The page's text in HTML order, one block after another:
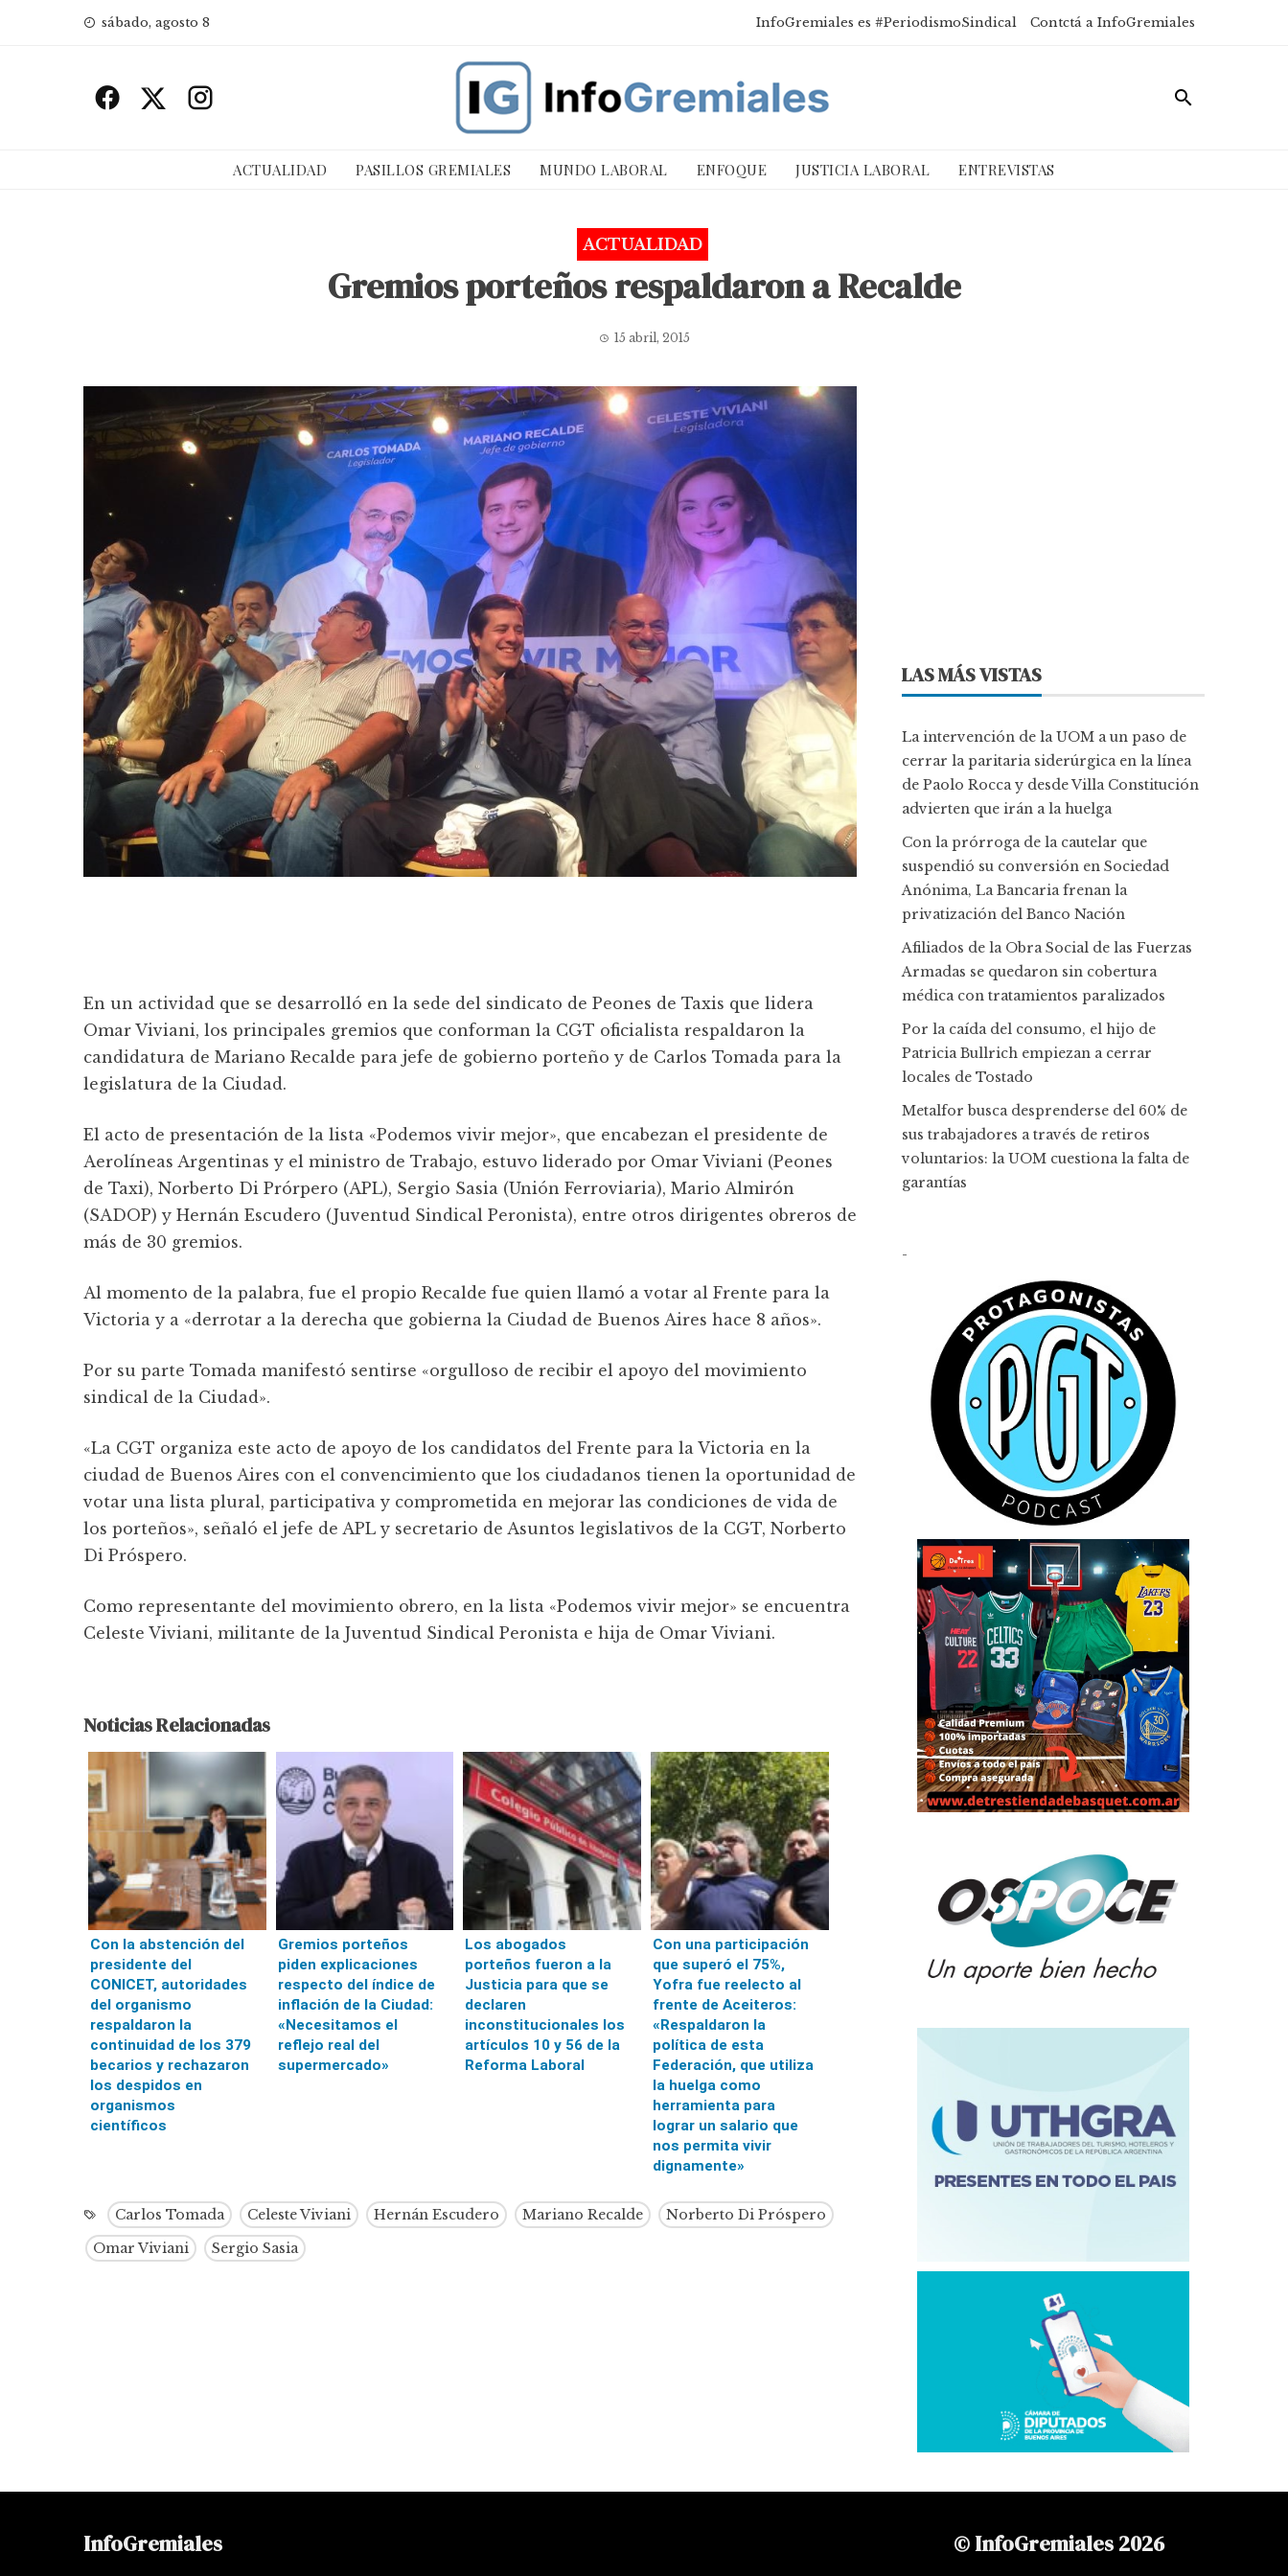
sábado, agosto 8 InfoGremiales es #PeriodismoSindical Contctá a InfoGremiales
ACTUALIDAD PASILLOS GREMIALES MUNDO LABORAL ENFOQUE JUSTICIA LABORAL ENTREVISTAS
ACTUALIDAD
Gremios porteños respaldaron a Recalde
15 abril, 2015
En un actividad que se desarrolló en la sede del sindicato de Peones de Taxis que lidera
Omar Viviani, los principales gremios que conforman la CGT oficialista respaldaron la
candidatura de Mariano Recalde para jefe de gobierno porteño y de Carlos Tomada para la
legislatura de la Ciudad.
El acto de presentación de la lista «Podemos vivir mejor», que encabezan el presidente de
Aerolíneas Argentinas y el ministro de Trabajo, estuvo liderado por Omar Viviani (Peones
de Taxi), Norberto Di Prórpero (APL), Sergio Sasia (Unión Ferroviaria), Mario Almirón
(SADOP) y Hernán Escudero (Juventud Sindical Peronista), entre otros dirigentes obreros de
más de 30 gremios.
Al momento de la palabra, fue el propio Recalde fue quien llamó a votar al Frente para la
Victoria y a «derrotar a la derecha que gobierna la Ciudad de Buenos Aires hace 8 años».
Por su parte Tomada manifestó sentirse «orgulloso de recibir el apoyo del movimiento
sindical de la Ciudad».
«La CGT organiza este acto de apoyo de los candidatos del Frente para la Victoria en la
ciudad de Buenos Aires con el convencimiento que los ciudadanos tienen la oportunidad de
votar una lista plural, participativa y comprometida en mejorar las condiciones de vida de
los porteños», señaló el jefe de APL y secretario de Asuntos legislativos de la CGT, Norberto
Di Próspero.
Como representante del movimiento obrero, en la lista «Podemos vivir mejor» se encuentra
Celeste Viviani, militante de la Juventud Sindical Peronista e hija de Omar Viviani.
Noticias Relacionadas
Con la abstención del
presidente del
CONICET, autoridades
del organismo
respaldaron la
continuidad de los 379
becarios y rechazaron
los despidos en
organismos
científicos
Gremios porteños
piden explicaciones
respecto del índice de
inflación de la Ciudad:
«Necesitamos el
reflejo real del
supermercado»
Los abogados
porteños fueron a la
Justicia para que se
declaren
inconstitucionales los
artículos 10 y 56 de la
Reforma Laboral
Con una participación
que superó el 75%,
Yofra fue reelecto al
frente de Aceiteros:
«Respaldaron la
política de esta
Federación, que utiliza
la huelga como
herramienta para
lograr un salario que
nos permita vivir
dignamente»
Carlos Tomada Celeste Viviani Hernán Escudero Mariano Recalde
Norberto Di Próspero
Omar Viviani
Sergio Sasia
LAS MÁS VISTAS
La intervención de la UOM a un paso de
cerrar la paritaria siderúrgica en la línea
de Paolo Rocca y desde Villa Constitución
advierten que irán a la huelga
Con la prórroga de la cautelar que
suspendió su conversión en Sociedad
Anónima, La Bancaria frenan la
privatización del Banco Nación
Afiliados de la Obra Social de las Fuerzas
Armadas se quedaron sin cobertura
médica con tratamientos paralizados
Por la caída del consumo, el hijo de
Patricia Bullrich empiezan a cerrar
locales de Tostado
Metalfor busca desprenderse del 60% de
sus trabajadores a través de retiros
voluntarios: la UOM cuestiona la falta de
garantías
-
InfoGremiales © InfoGremiales 2026